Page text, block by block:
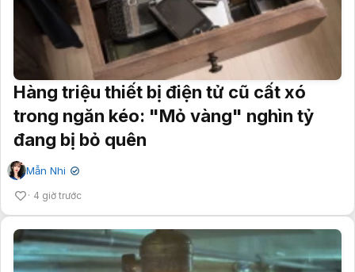
Hàng triệu thiết bị điện tử cũ cất xó
trong ngăn kéo: "Mỏ vàng" nghìn tỷ
đang bị bỏ quên
Mẫn Nhi ✔
4 giờ trước